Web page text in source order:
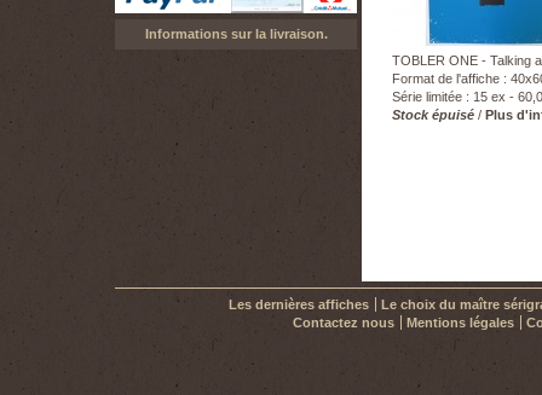
Informations sur la livraison.
TOBLER ONE - Talking
Format de l'affiche :
Série limitée : 15 ex -
Stock épuisé / Plus
Les dernières affiches
Le choix du maître
Contactez nous
Mentions légales